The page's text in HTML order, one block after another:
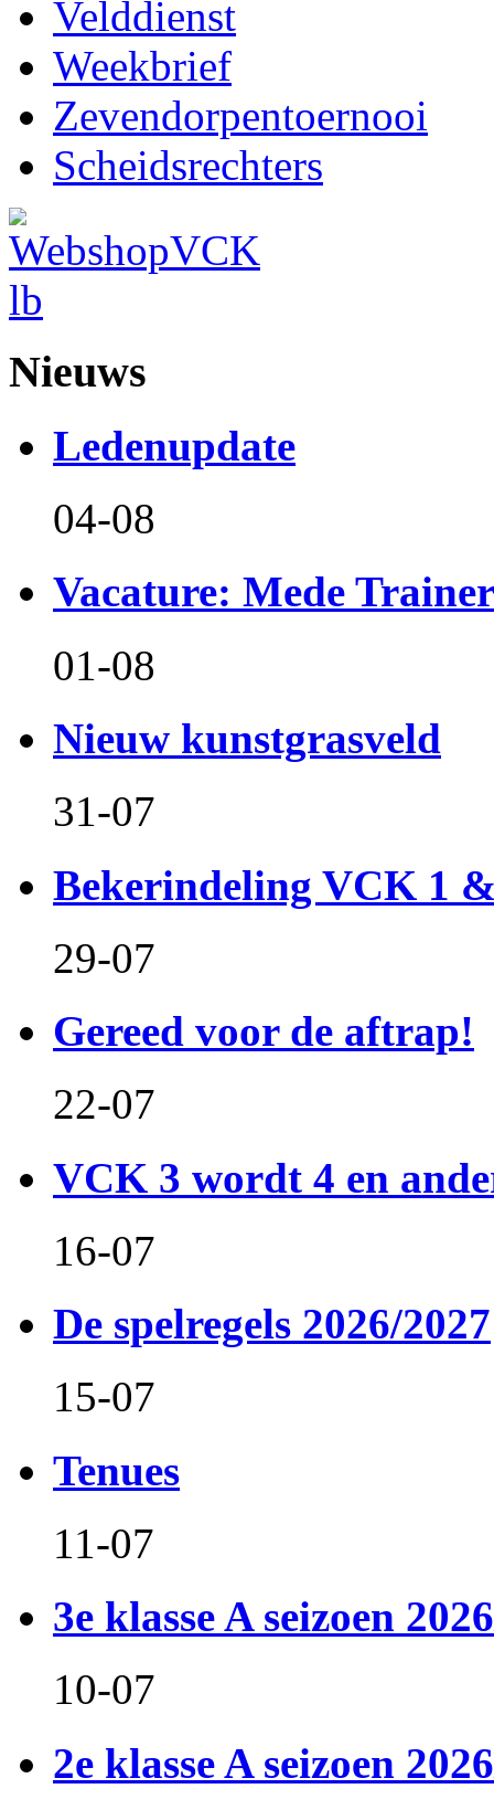
Velddienst
Weekbrief
Zevendorpentoernooi
Scheidsrechters
Nieuws
Ledenupdate
04-08
Vacature: Mede
01-08
Nieuw kunstgrasveld
31-07
Bekerindeling VCK 1
29-07
Gereed voor de aftrap!
22-07
VCK 3 wordt 4 en
16-07
De spelregels 2026/2027
15-07
Tenues
11-07
3e klasse A seizoen
10-07
2e klasse A seizoen